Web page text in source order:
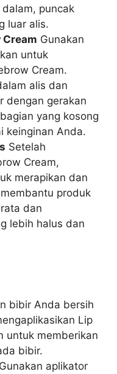
puncak
luar alis.
Gunakan
untuk
Cream.
alis dan
dengan gerakan
yang kosong
keinginan Anda.
Setelah
Cream,
merapikan dan
produk
dan
lebih halus dan
bibir Anda bersih
Lip
untuk memberikan
bibir.
Gunakan aplikator